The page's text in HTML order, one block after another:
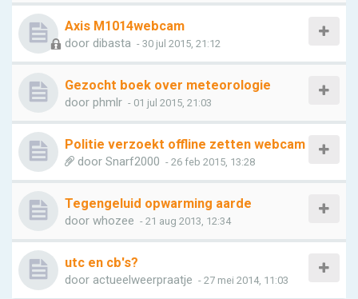
Axis M1014webcam
door dibasta - 30 jul 2015, 21:12
Gezocht boek over meteorologie
door phmlr - 01 jul 2015, 21:03
Politie verzoekt offline zetten webcam
door Snarf2000 - 26 feb 2015, 13:28
Tegengeluid opwarming aarde
door whozee - 21 aug 2013, 12:34
utc en cb's?
door actueelweerpraatje - 27 mei 2014, 11:03